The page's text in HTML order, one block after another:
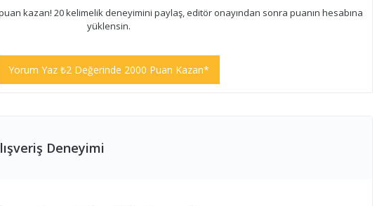
kazan! 20 kelimelik deneyimini paylaş, editör onayından sonra puanın hesabına
yüklensin.
Yorum Yaz ₺2 Değerinde 2000 Puan Kazan*
Deneyimi